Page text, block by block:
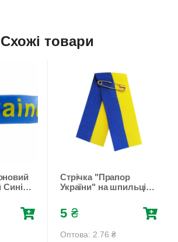
Схожі товари
Синій
Стрічка "Прапор
України" на шпильці
Unison (783325)
5 ₴
Оптова: 2.76 ₴